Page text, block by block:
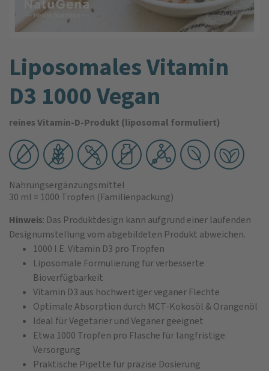
Liposomales Vitamin
D3 1000 Vegan
reines Vitamin-D-Produkt (liposomal formuliert)
Nahrungsergänzungsmittel
30 ml ≈ 1000 Tropfen (Familienpackung)
Hinweis: Das Produktdesign kann aufgrund einer laufenden
Designumstellung vom abgebildeten Produkt abweichen.
1000 I.E. Vitamin D3 pro Tropfen
Liposomale Formulierung für verbesserte
Bioverfügbarkeit
Vitamin D3 aus hochwertiger veganer Flechte
Optimale Absorption durch MCT-Kokosöl & Orangenöl
Ideal für Vegetarier und Veganer geeignet
Etwa 1000 Tropfen pro Flasche für langfristige
Versorgung
Praktische Pipette für präzise Dosierung